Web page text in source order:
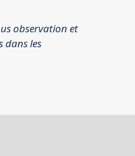
observation et
dans les